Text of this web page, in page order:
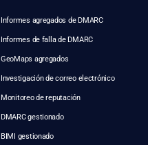
Informes agregados de DMARC
Informes de falla de DMARC
GeoMaps agregados
Investigación de correo electrónico
Monitoreo de reputación
DMARC gestionado
BIMI gestionado